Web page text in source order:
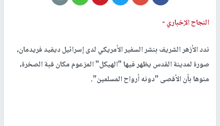
النجاح الإخباري -
ندد الأزهر الشريف بنشر السفير الأمريكي لدى إسرائيل ديفيد فريدمان،
صورة لمدينة القدس يظهر فيها "الهيكل" المزعوم مكان قبة الصخرة،
منوها بأن الأقصى "دونه أرواح المسلمين".